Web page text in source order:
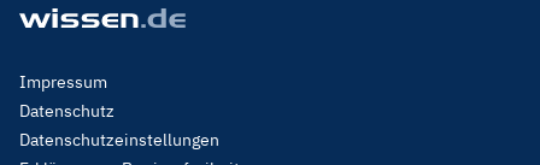
Footer
Menu
Legal
Impressum
Datenschutz
Datenschutzeinstellungen